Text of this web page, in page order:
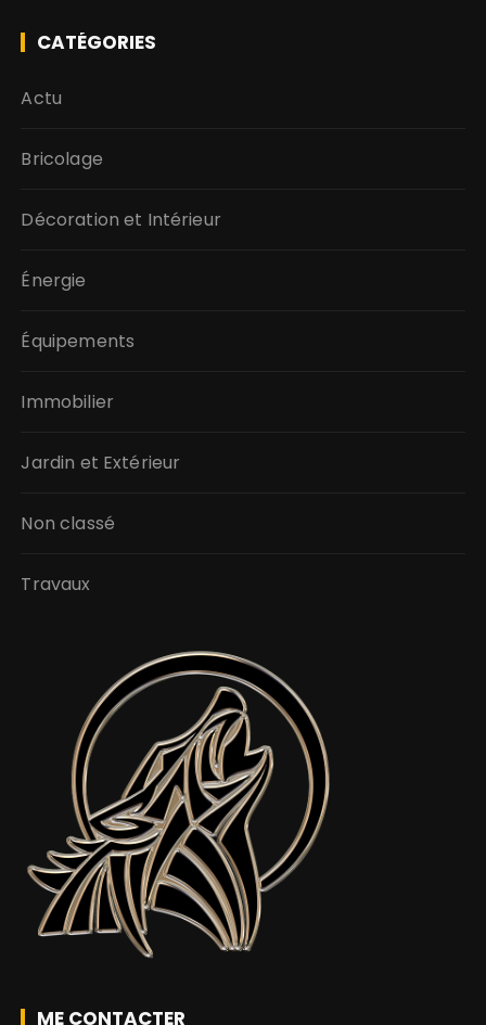
CATÉGORIES
Actu
Bricolage
Décoration et Intérieur
Énergie
Équipements
Immobilier
Jardin et Extérieur
Non classé
Travaux
ME CONTACTER